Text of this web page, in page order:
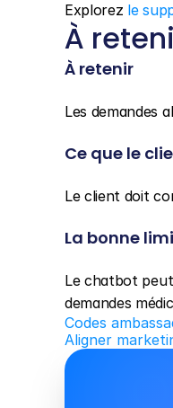
Explorez le
À
À retenir
Les demandes
Ce que le
Le client doit
La bonne
Le chatbot
demandes
Codes
Aligner